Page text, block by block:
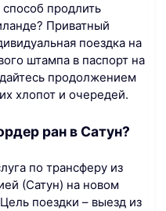
продлить
Приватный
поездка на
штампа в паспорт на
продолжением
хлопот и очередей.
ран в Сатун?
по трансферу из
(Сатун) на новом
поездки – выезд из